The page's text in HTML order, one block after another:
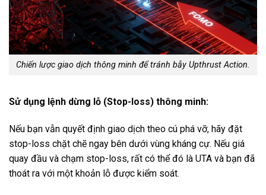
Chiến lược giao dịch thông minh để tránh bẫy Upthrust Action.
Sử dụng lệnh dừng lỗ (Stop-loss) thông minh:
Nếu bạn vẫn quyết định giao dịch theo cú phá vỡ, hãy đặt
stop-loss chặt chẽ ngay bên dưới vùng kháng cự. Nếu giá
quay đầu và chạm stop-loss, rất có thể đó là UTA và bạn đã
thoát ra với một khoản lỗ được kiểm soát.